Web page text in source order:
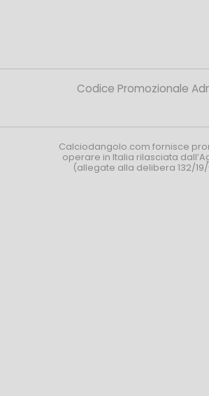
Codice Promozionale
Calciodangolo.com fornisce
operare in Italia rilasciata
(allegate alla delibera 132/